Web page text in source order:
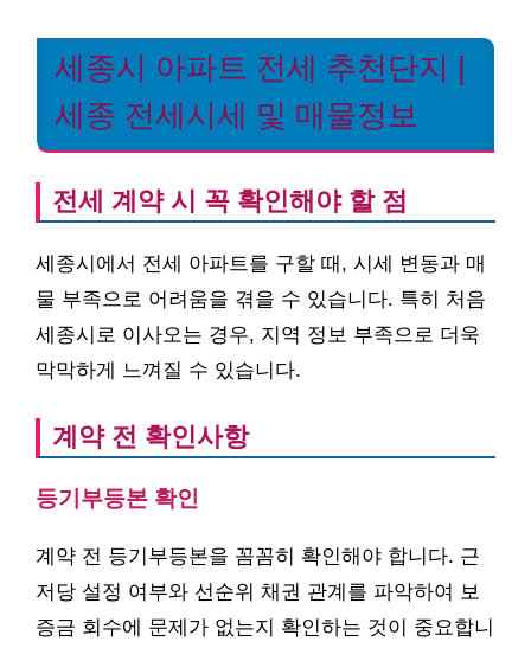
세종시 아파트 전세 추천단지 |
세종 전세시세 및 매물정보
전세 계약 시 꼭 확인해야 할 점
세종시에서 전세 아파트를 구할 때, 시세 변동과 매
물 부족으로 어려움을 겪을 수 있습니다. 특히 처음
세종시로 이사오는 경우, 지역 정보 부족으로 더욱
막막하게 느껴질 수 있습니다.
계약 전 확인사항
등기부등본 확인
계약 전 등기부등본을 꼼꼼히 확인해야 합니다. 근
저당 설정 여부와 선순위 채권 관계를 파악하여 보
증금 회수에 문제가 없는지 확인하는 것이 중요합니